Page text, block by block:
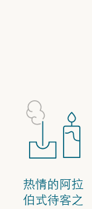
热情的阿拉
伯式待客之